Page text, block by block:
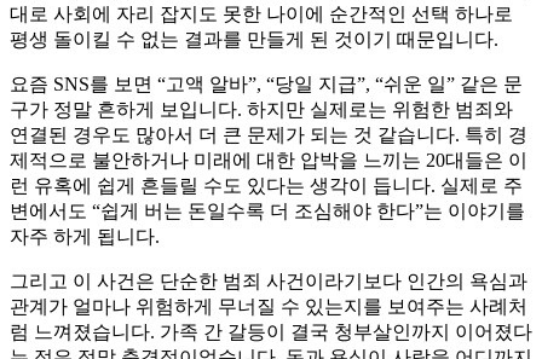
대로 사회에 자리 잡지도 못한 나이에 순간적인 선택 하나로
평생 돌이킬 수 없는 결과를 만들게 된 것이기 때문입니다.
요즘 SNS를 보면 “고액 알바”, “당일 지급”, “쉬운 일” 같은 문
구가 정말 흔하게 보입니다. 하지만 실제로는 위험한 범죄와
연결된 경우도 많아서 더 큰 문제가 되는 것 같습니다. 특히 경
제적으로 불안하거나 미래에 대한 압박을 느끼는 20대들은 이
런 유혹에 쉽게 흔들릴 수도 있다는 생각이 듭니다. 실제로 주
변에서도 “쉽게 버는 돈일수록 더 조심해야 한다”는 이야기를
자주 하게 됩니다.
그리고 이 사건은 단순한 범죄 사건이라기보다 인간의 욕심과
관계가 얼마나 위험하게 무너질 수 있는지를 보여주는 사례처
럼 느껴졌습니다. 가족 간 갈등이 결국 청부살인까지 이어졌다